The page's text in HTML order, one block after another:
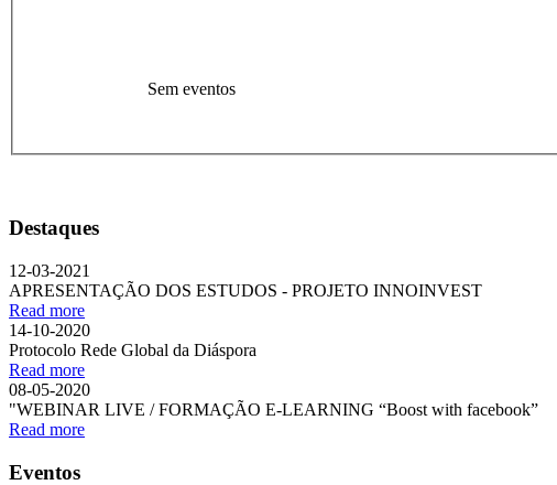
Sem eventos
Destaques
12-03-2021
APRESENTAÇÃO DOS ESTUDOS - PROJETO INNOINVEST
Read more
14-10-2020
Protocolo Rede Global da Diáspora
Read more
08-05-2020
"WEBINAR LIVE / FORMAÇÃO E-LEARNING “Boost with facebook”
Read more
Eventos